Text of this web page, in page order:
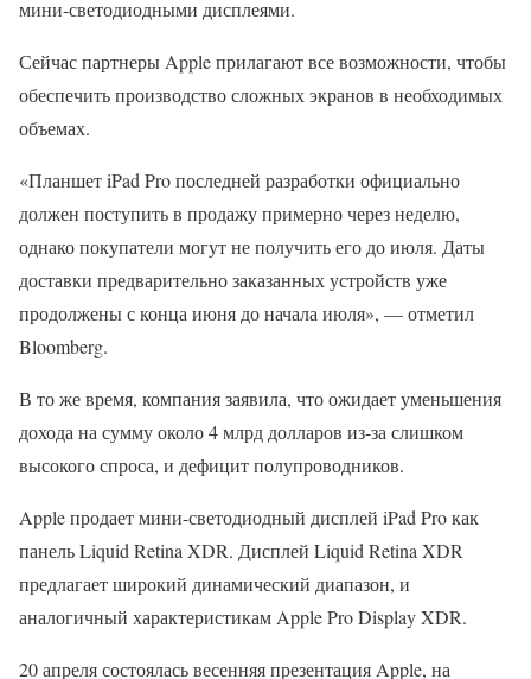
мини-светодиодными дисплеями.
Сейчас партнеры Apple прилагают все возможности, чтобы
обеспечить производство сложных экранов в необходимых
объемах.
«Планшет iPad Pro последней разработки официально
должен поступить в продажу примерно через неделю,
однако покупатели могут не получить его до июля. Даты
доставки предварительно заказанных устройств уже
продолжены с конца июня до начала июля», — отметил
Bloomberg.
В то же время, компания заявила, что ожидает уменьшения
дохода на сумму около 4 млрд долларов из-за слишком
высокого спроса, и дефицит полупроводников.
Apple продает мини-светодиодный дисплей iPad Pro как
панель Liquid Retina XDR. Дисплей Liquid Retina XDR
предлагает широкий динамический диапазон, и
аналогичный характеристикам Apple Pro Display XDR.
20 апреля состоялась весенняя презентация Apple, на